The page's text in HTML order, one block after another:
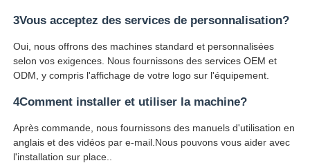
3Vous acceptez des services de personnalisation?
Oui, nous offrons des machines standard et personnalisées
selon vos exigences. Nous fournissons des services OEM et
ODM, y compris l'affichage de votre logo sur l'équipement.
4Comment installer et utiliser la machine?
Après commande, nous fournissons des manuels d'utilisation en
anglais et des vidéos par e-mail.Nous pouvons vous aider avec
l'installation sur place..